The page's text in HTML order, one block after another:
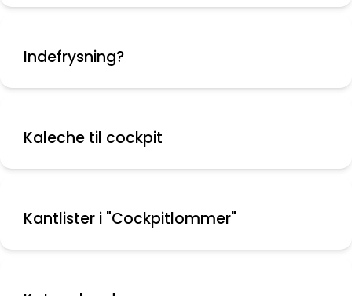
Indefrysning?
Kaleche til cockpit
Kantlister i "Cockpitlommer"